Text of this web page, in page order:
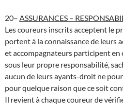
20– ASSURANCES –
Les coureurs inscrits acceptent le
portent à la connaissance de leurs
et accompagnateurs participent en
sous leur propre responsabilité,
aucun de leurs ayants-droit ne
pour quelque raison que ce soit
Il revient à chaque coureur de